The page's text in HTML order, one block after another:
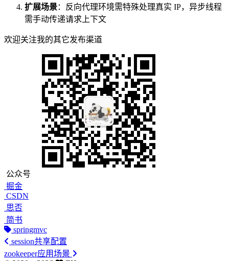
扩展场景：反向代理环境需特殊处理真实 IP，异步线程
需手动传递请求上下文
欢迎关注我的其它发布渠道
公众号
掘金
CSDN
思否
简书
springmvc
session共享配置
zookeeper应用场景